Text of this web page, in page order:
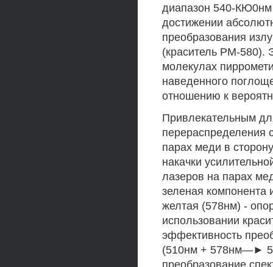
диапазон 540-
достижении
преобразования
(краситель РМ-580).
молекулах
наведенного
отношению к
Привлекательным
перераспределения
парах меди в
накачки
лазеров на парах
зеленая компонента
желтая (578нм) -
использовании
эффективность
(510нм + 578нм—►
преобразование